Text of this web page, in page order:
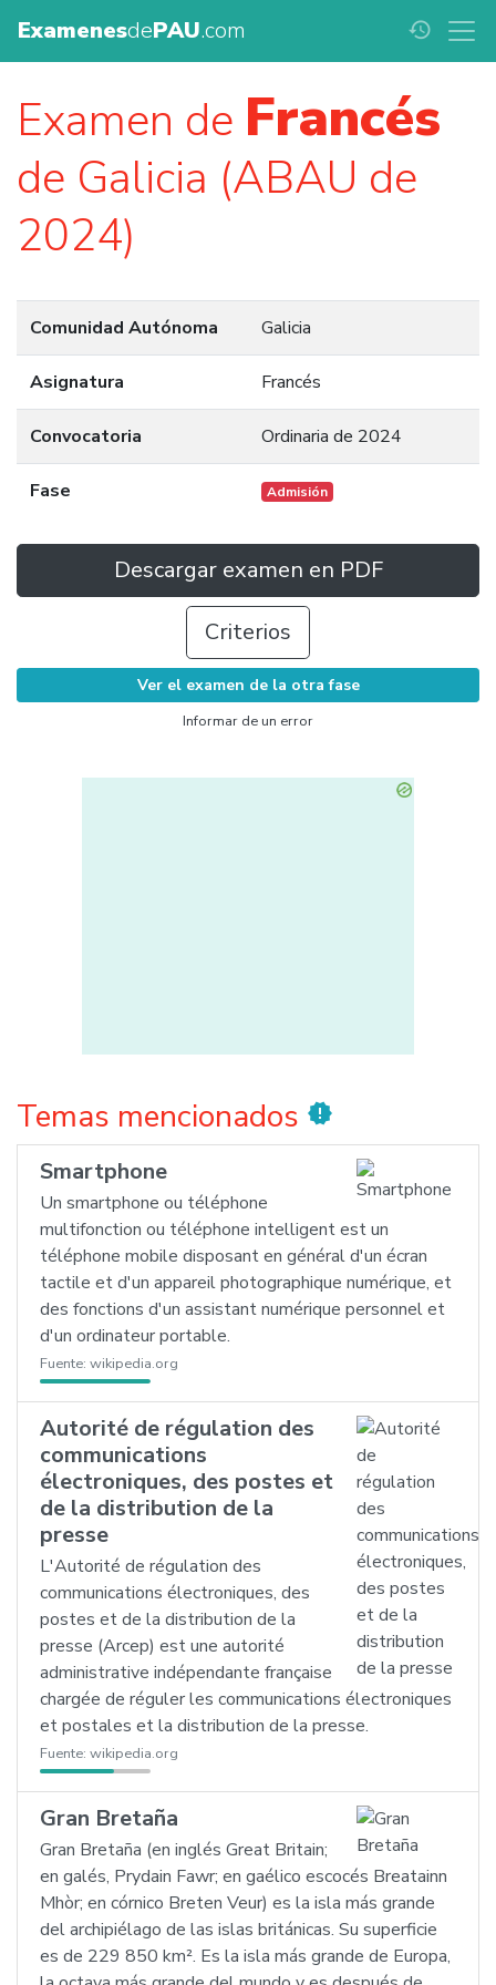
ExamenesdePAU.com history
Examen de Francés
de Galicia (ABAU de
2024)
Comunidad Autónoma Galicia
Asignatura Francés
Convocatoria Ordinaria de 2024
Fase Admisión
Descargar examen en PDF
Criterios
Ver el examen de la otra fase
Informar de un error
Temas mencionados new_releases
Smartphone
Un smartphone ou téléphone
multifonction ou téléphone intelligent est un
téléphone mobile disposant en général d'un écran
tactile et d'un appareil photographique numérique, et
des fonctions d'un assistant numérique personnel et
d'un ordinateur portable.
Fuente: wikipedia.org
Autorité de régulation des
communications
électroniques, des postes et
de la distribution de la
presse
L'Autorité de régulation des
communications électroniques, des
postes et de la distribution de la
presse (Arcep) est une autorité
administrative indépendante française
chargée de réguler les communications électroniques
et postales et la distribution de la presse.
Fuente: wikipedia.org
Gran Bretaña
Gran Bretaña (en inglés Great Britain;
en galés, Prydain Fawr; en gaélico escocés Breatainn
Mhòr; en córnico Breten Veur) es la isla más grande
del archipiélago de las islas británicas. Su superficie
es de 229 850 km². Es la isla más grande de Europa,